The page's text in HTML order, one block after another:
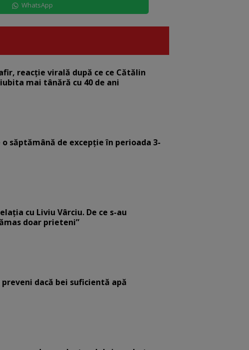
WhatsApp
reacție virală după ce ce Cătălin
mai tânără cu 40 de ani
săptămână de excepție în perioada 3-
cu Liviu Vârciu. De ce s-au
doar prieteni”
dacă bei suficientă apă